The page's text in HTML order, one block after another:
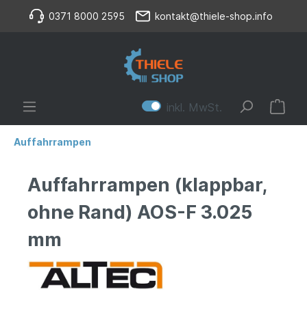
0371 8000 2595 kontakt@thiele-shop.info
inkl. MwSt.
Auffahrrampen
Auffahrrampen (klappbar,
ohne Rand) AOS-F 3.025
mm